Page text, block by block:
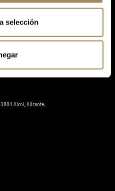
selección
accesorios, nutrición y equipamiento.
Alicante.
Alcoi, Alicante.